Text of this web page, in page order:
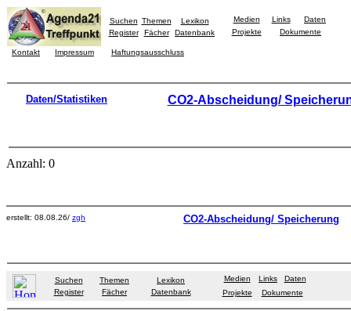
Suchen Themen
Lexikon
Register
Fächer Datenbank
Medien Links
Daten
Projekte
Dokumente
Kontakt Impressum Haftungsausschluss
Daten/Statistiken CO2-Abscheidung/
Anzahl: 0
erstellt: 08.08.26/ zgh CO2-Abscheidung/ Speicherung
Suchen Themen
Lexikon
Register
Fächer Datenbank
Medien Links
Daten
Projekte
Dokumente